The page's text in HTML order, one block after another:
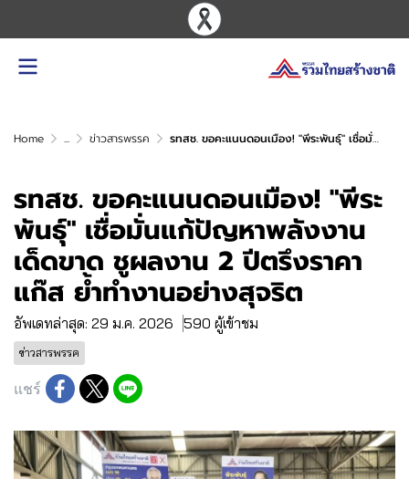
Home ... ข่าวสารพรรค รทสช. ขอคะแนนดอนเมือง! "พีระพันธุ์" เชื่อมั่นแก้ปัญหาพลังงานเด็ดขาด ชูผลงาน 2 ปีตรึงราคาแก๊ส ย้ำทำงานอย่างสุจริต
รทสช. ขอคะแนนดอนเมือง! "พีระ
พันธุ์" เชื่อมั่นแก้ปัญหาพลังงาน
เด็ดขาด ชูผลงาน 2 ปีตรึงราคา
แก๊ส ย้ำทำงานอย่างสุจริต
อัพเดทล่าสุด: 29 ม.ค. 2026 590 ผู้เข้าชม
ข่าวสารพรรค
แชร์